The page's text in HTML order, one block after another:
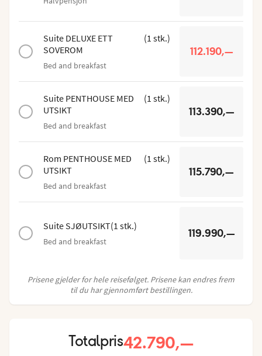
Suite DELUXE ETT
SOVEROM
(1 stk.)
Bed and breakfast
112.190,—
Suite PENTHOUSE MED
UTSIKT
(1 stk.)
Bed and breakfast
113.390,—
Rom PENTHOUSE MED
UTSIKT
(1 stk.)
Bed and breakfast
115.790,—
Suite SJØUTSIKT(1 stk.)
Bed and breakfast
119.990,—
Prisene gjelder for hele reisefølget. Prisene kan endres frem
til du har gjennomført bestillingen.
Totalpris42.790,—